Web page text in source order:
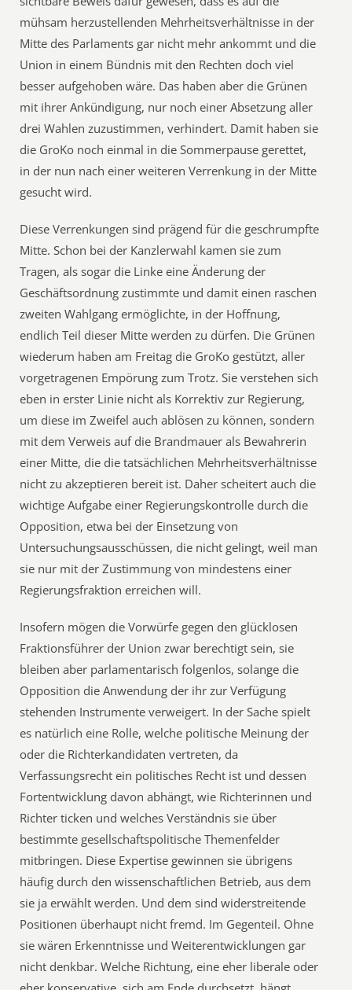
mühsam herzustellenden Mehrheitsverhältnisse in der
Mitte des Parlaments gar nicht mehr ankommt und die
Union in einem Bündnis mit den Rechten doch viel
besser aufgehoben wäre. Das haben aber die Grünen
mit ihrer Ankündigung, nur noch einer Absetzung aller
drei Wahlen zuzustimmen, verhindert. Damit haben sie
die GroKo noch einmal in die Sommerpause gerettet,
in der nun nach einer weiteren Verrenkung in der Mitte
gesucht wird.
Diese Verrenkungen sind prägend für die geschrumpfte
Mitte. Schon bei der Kanzlerwahl kamen sie zum
Tragen, als sogar die Linke eine Änderung der
Geschäftsordnung zustimmte und damit einen raschen
zweiten Wahlgang ermöglichte, in der Hoffnung,
endlich Teil dieser Mitte werden zu dürfen. Die Grünen
wiederum haben am Freitag die GroKo gestützt, aller
vorgetragenen Empörung zum Trotz. Sie verstehen sich
eben in erster Linie nicht als Korrektiv zur Regierung,
um diese im Zweifel auch ablösen zu können, sondern
mit dem Verweis auf die Brandmauer als Bewahrerin
einer Mitte, die die tatsächlichen Mehrheitsverhältnisse
nicht zu akzeptieren bereit ist. Daher scheitert auch die
wichtige Aufgabe einer Regierungskontrolle durch die
Opposition, etwa bei der Einsetzung von
Untersuchungsausschüssen, die nicht gelingt, weil man
sie nur mit der Zustimmung von mindestens einer
Regierungsfraktion erreichen will.
Insofern mögen die Vorwürfe gegen den glücklosen
Fraktionsführer der Union zwar berechtigt sein, sie
bleiben aber parlamentarisch folgenlos, solange die
Opposition die Anwendung der ihr zur Verfügung
stehenden Instrumente verweigert. In der Sache spielt
es natürlich eine Rolle, welche politische Meinung der
oder die Richterkandidaten vertreten, da
Verfassungsrecht ein politisches Recht ist und dessen
Fortentwicklung davon abhängt, wie Richterinnen und
Richter ticken und welches Verständnis sie über
bestimmte gesellschaftspolitische Themenfelder
mitbringen. Diese Expertise gewinnen sie übrigens
häufig durch den wissenschaftlichen Betrieb, aus dem
sie ja erwählt werden. Und dem sind widerstreitende
Positionen überhaupt nicht fremd. Im Gegenteil. Ohne
sie wären Erkenntnisse und Weiterentwicklungen gar
nicht denkbar. Welche Richtung, eine eher liberale oder